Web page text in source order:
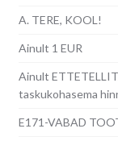
A. TERE, KOOL!
Ainult 1 EUR
Ainult
taskukohasema
E171-VABAD